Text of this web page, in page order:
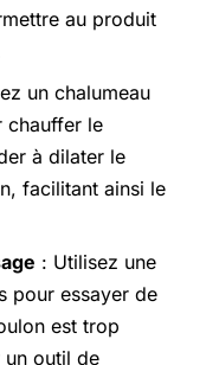
au produit
un chalumeau
chauffer le
à dilater le
facilitant ainsi le
: Utilisez une
pour essayer de
est trop
un outil de